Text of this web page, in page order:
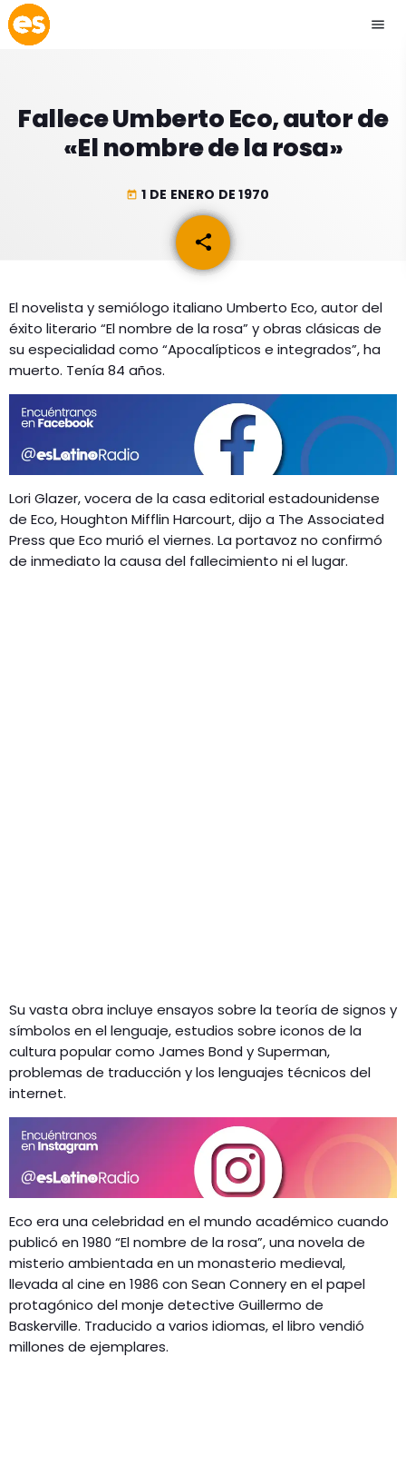
menu
play_arrow EMISIÓN LA PAZ
ESLATINO NEWS
ACTUALIDAD
ESPECTÁCULOS
GEEKERS
ENTRETENIMIENTO
LOS + TOP
PROGRAMACIÓN
INICIO
RADIO SPLENDID
CONTACTO
Fallece Umberto Eco, autor de
«El nombre de la rosa»
today 1 DE ENERO DE 1970
share
email
El novelista y semiólogo italiano Umberto Eco, autor del
éxito literario “El nombre de la rosa” y obras clásicas de
su especialidad como “Apocalípticos e integrados”, ha
muerto. Tenía 84 años.
Lori Glazer, vocera de la casa editorial estadounidense
de Eco, Houghton Mifflin Harcourt, dijo a The Associated
Press que Eco murió el viernes. La portavoz no confirmó
de inmediato la causa del fallecimiento ni el lugar.
Su vasta obra incluye ensayos sobre la teoría de signos y
símbolos en el lenguaje, estudios sobre iconos de la
cultura popular como James Bond y Superman,
problemas de traducción y los lenguajes técnicos del
internet.
Eco era una celebridad en el mundo académico cuando
publicó en 1980 “El nombre de la rosa”, una novela de
misterio ambientada en un monasterio medieval,
llevada al cine en 1986 con Sean Connery en el papel
protagónico del monje detective Guillermo de
Baskerville. Traducido a varios idiomas, el libro vendió
millones de ejemplares.